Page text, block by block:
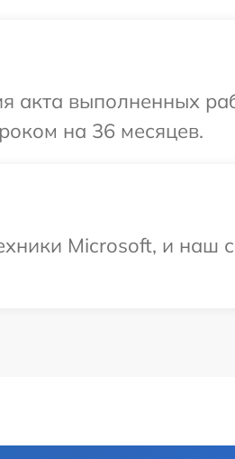
акта выполненных
на 36 месяцев.
Microsoft, и наш